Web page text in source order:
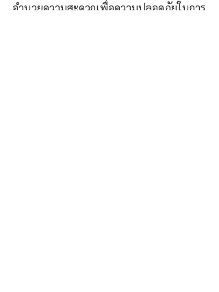
อำนวยความสะดวกเพื่อความปลอดภัยในการ